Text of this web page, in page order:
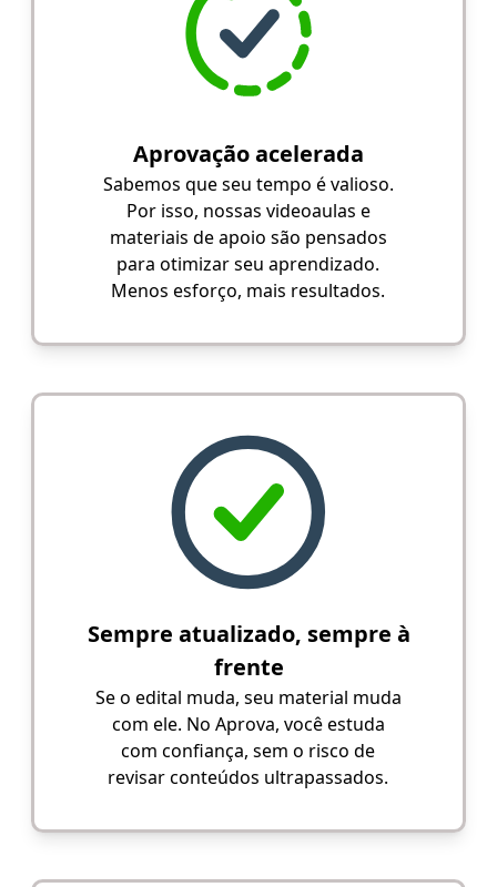
Aprovação acelerada
Sabemos que seu tempo é valioso.
Por isso, nossas videoaulas e
materiais de apoio são pensados
para otimizar seu aprendizado.
Menos esforço, mais resultados.
Sempre atualizado, sempre à
frente
Se o edital muda, seu material muda
com ele. No Aprova, você estuda
com confiança, sem o risco de
revisar conteúdos ultrapassados.